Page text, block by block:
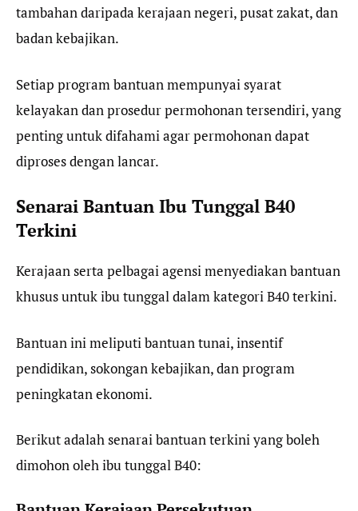
tambahan daripada kerajaan negeri, pusat zakat, dan
badan kebajikan.
Setiap program bantuan mempunyai syarat
kelayakan dan prosedur permohonan tersendiri, yang
penting untuk difahami agar permohonan dapat
diproses dengan lancar.
Senarai Bantuan Ibu Tunggal B40
Terkini
Kerajaan serta pelbagai agensi menyediakan bantuan
khusus untuk ibu tunggal dalam kategori B40 terkini.
Bantuan ini meliputi bantuan tunai, insentif
pendidikan, sokongan kebajikan, dan program
peningkatan ekonomi.
Berikut adalah senarai bantuan terkini yang boleh
dimohon oleh ibu tunggal B40: